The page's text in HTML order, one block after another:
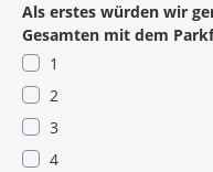
Als erstes würden wir
Gesamten mit dem
1
2
3
4